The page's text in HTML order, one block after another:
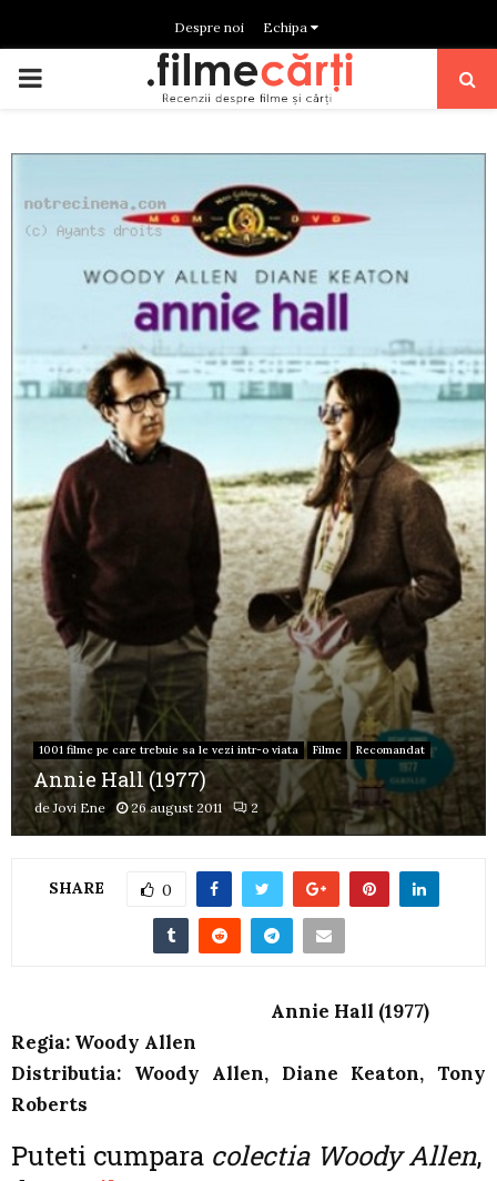
Despre noi Echipa
PRIMARY
1001 filme pe care trebuie sa le vezi intr-o viata Filme Recomandat
Annie Hall (1977)
deJovi Ene 26 august 2011 2
SHARE 0
Annie Hall (1977)
Regia: Woody Allen
Distributia: Woody Allen, Diane Keaton, Tony
Roberts
Puteti cumpara colectia Woody Allen,